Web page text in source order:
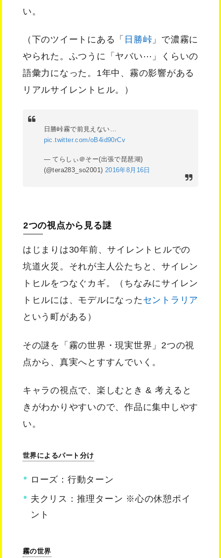
い。
（下のツイートにある「 日勝峠 」で濃霧に
やられた。ふつうに「ヤバい⋯」くらいの
語彙力になった。1年中、霧の影響がある
リアルサイレントヒル。）
日勝峠霧で前見えない…
pic.twitter.com/oB4id90rCv
— てらしぃ＠そー(出張で琵琶湖)
(@tera283_so2001) 2016年8月16日
2つの視点から見る謎
はじまりは30年前、サイレントヒルでの
坑道火災。それが主人公たちと、サイレン
トヒルをつなぐカギ。（ちなみにサイレン
トヒルには、モデルになった セントラリア
という町がある）
その謎を「霧の世界・現実世界」2つの視
点から、真実へとすすんでいく。
キャラの視点で、楽しむとき & 考えると
きがわかりやすいので、作品に集中しやす
い。
世界によるパート分け
ローズ：行動ターン
夫クリス：推理ターン ※心の休憩ポイ
ント
霧の世界